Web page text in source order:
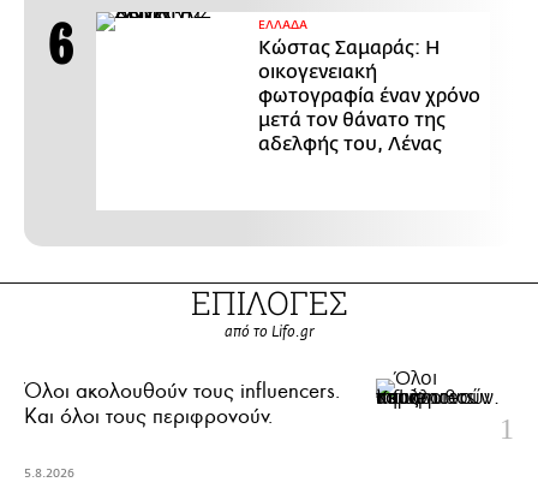
ΕΛΛΑΔΑ
Κώστας Σαμαράς: Η
οικογενειακή
φωτογραφία έναν χρόνο
μετά τον θάνατο της
αδελφής του, Λένας
ΕΠΙΛΟΓΕΣ
από το Lifo.gr
Όλοι ακολουθούν τους influencers.
Και όλοι τους περιφρονούν.
5.8.2026